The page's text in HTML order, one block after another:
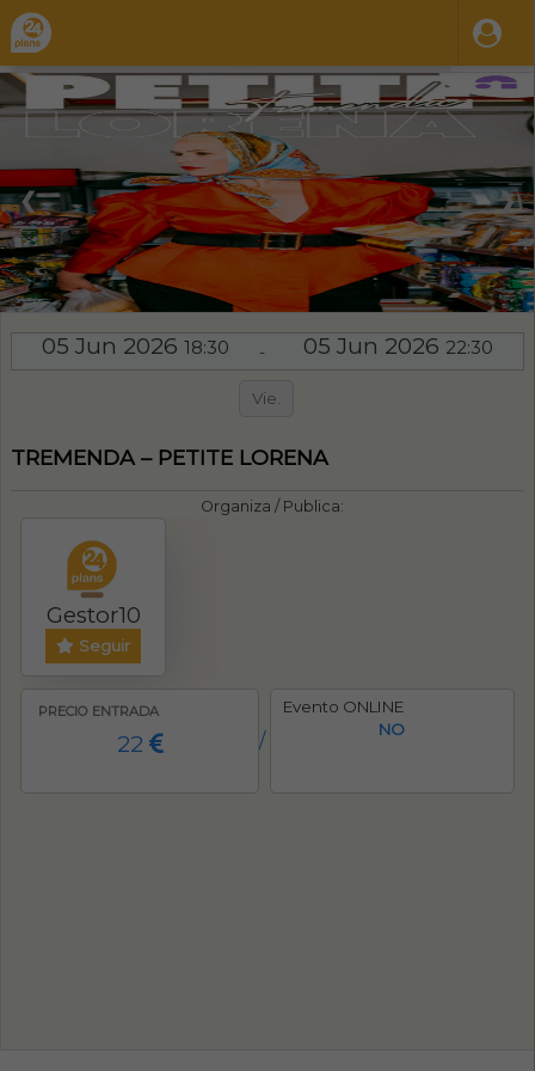
❮ ❯
05 Jun 2026 18:30 - 05 Jun 2026 22:30
Vie.
TREMENDA – PETITE LORENA
Organiza / Publica:
Gestor10
Seguir
PRECIO ENTRADA
22 /
Evento ONLINE
NO